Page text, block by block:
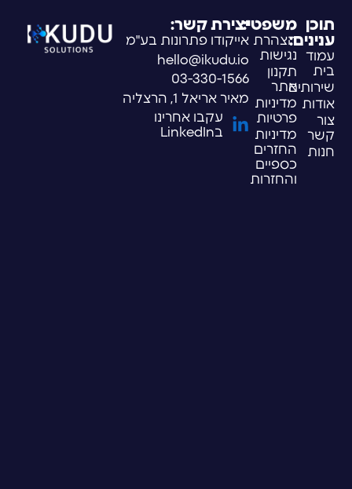
תוכן
ענינים:
עמוד
בית
שירותים
אודות
צור
קשר
חנות
משפטי:
הצהרת
נגישות
תקנון
אתר
מדיניות
פרטיות
מדיניות
החזרים
כספיים
והחזרות
יצירת קשר:
אייקודו פתרונות בע"מ
hello@ikudu.io
03-330-1566
מאיר אריאל 1, הרצליה
עקבו אחרינו
בLinkedIn